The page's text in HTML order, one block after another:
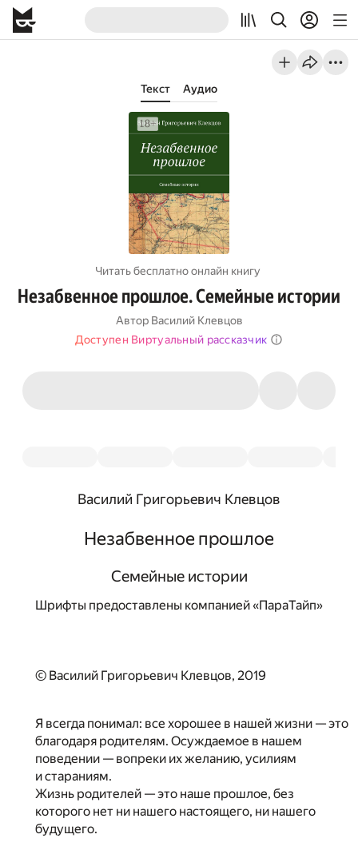
Текст Аудио
Читать бесплатно онлайн книгу
Незабвенное прошлое. Семейные истории
Автор Василий Клевцов
Доступен Виртуальный рассказчик
Василий Григорьевич Клевцов
Незабвенное прошлое
Семейные истории
Шрифты предоставлены компанией «ПараТайп»
© Василий Григорьевич Клевцов, 2019
Я всегда понимал: все хорошее в нашей жизни — это
благодаря родителям. Осуждаемое в нашем
поведении — вопреки их желанию, усилиям
и стараниям.
Жизнь родителей — это наше прошлое, без
которого нет ни нашего настоящего, ни нашего
будущего.